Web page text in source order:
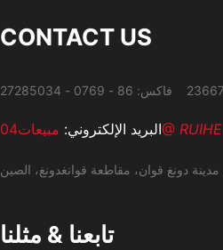
CONTACT US
البريد الإلكتروني:مبيعات04@ RUIHE
مدينة دونغ قوان، مقاطعة قوانغدونغ، الصين
تابعنا & مثلنا